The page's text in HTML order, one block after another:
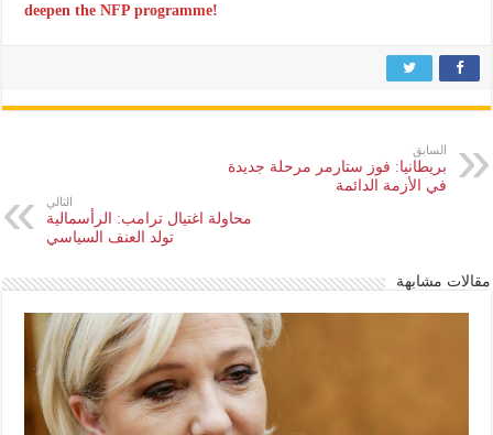
deepen the NFP programme!
السابق
بريطانيا: فوز ستارمر مرحلة جديدة
في الأزمة الدائمة
التالي
محاولة اغتيال ترامب: الرأسمالية
تولد العنف السياسي
مقالات مشابهة